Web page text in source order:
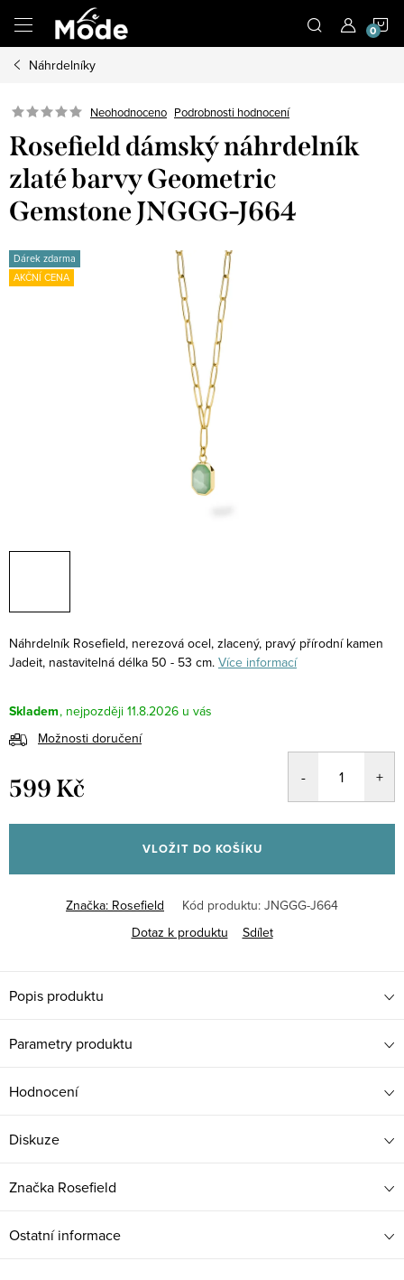
obsah
Náhrdelníky
Neohodnoceno Podrobnosti hodnocení
Rosefield dámský náhrdelník
zlaté barvy Geometric
Gemstone JNGGG-J664
Dárek zdarma
AKČNÍ CENA
Náhrdelník Rosefield, nerezová ocel, zlacený, pravý přírodní kamen
Jadeit, nastavitelná délka 50 - 53 cm. Více informací
Skladem
11.8.2026
Možnosti doručení
599 Kč
cena:
VLOŽIT DO KOŠÍKU
Značka: Rosefield Kód produktu: JNGGG-J664
Dotaz k produktu
Sdílet
Popis produktu
Parametry produktu
Hodnocení
Diskuze
Značka Rosefield
Ostatní informace